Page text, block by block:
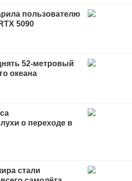
пользователю
5090
52-метровый
океана
о переходе в
стали